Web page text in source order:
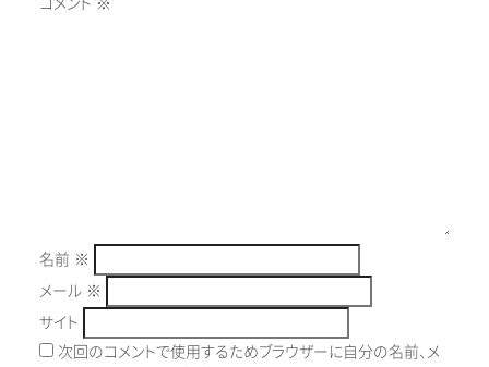
名前 ※
メール ※
サイト
次回のコメントで使用するためブラウザーに自分の名前、メ